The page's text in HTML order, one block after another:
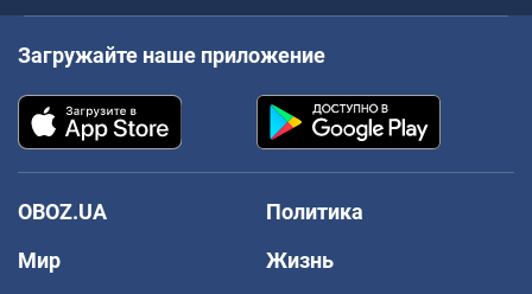
Загружайте наше приложение
OBOZ.UA
Политика
Мир
Жизнь